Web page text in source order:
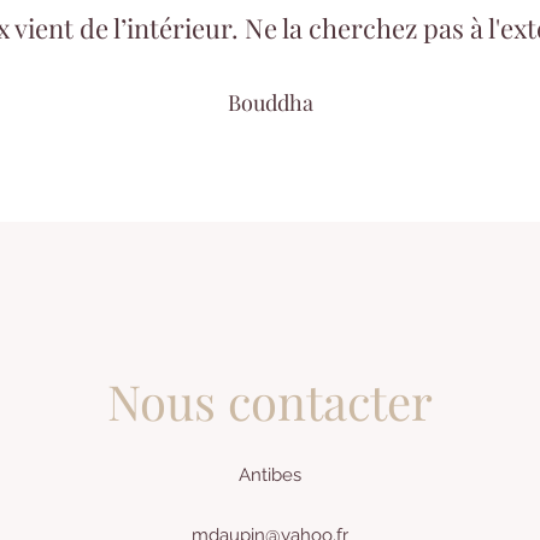
vient de l’intérieur. Ne la cherchez pas à
Bouddha
Nous contacter
Antibes
mdaupin@yahoo.fr